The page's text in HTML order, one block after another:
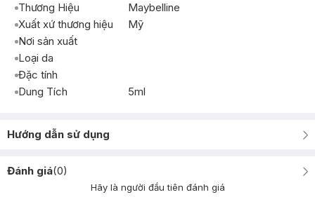
Thương Hiệu
Maybelline
Xuất xứ thương hiệu
Mỹ
Nơi sản xuất
Loại da
Đặc tính
Dung Tích
5ml
Hướng dẫn sử dụng
Đánh giá(0)
Hãy là người đầu tiên đánh giá